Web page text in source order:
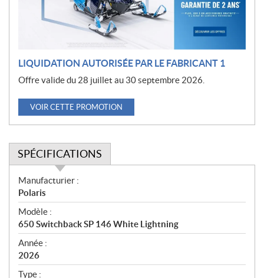
LIQUIDATION AUTORISÉE PAR LE FABRICANT 1
Offre valide du 28 juillet au 30 septembre 2026.
VOIR CETTE PROMOTION
SPÉCIFICATIONS
S
p
é
c
i
f
i
c
Manufacturier :
Polaris
Modèle :
650 Switchback SP 146 White Lightning
Année :
2026
Type :